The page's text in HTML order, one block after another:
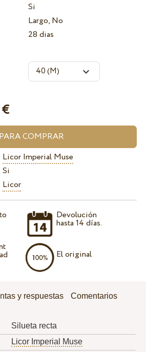
Si
Largo, No
28 dias
Licor Imperial Muse
Si
Licor
Devolución
hasta 14 días.
El original
y respuestas Comentarios
Silueta recta
Licor Imperial Muse